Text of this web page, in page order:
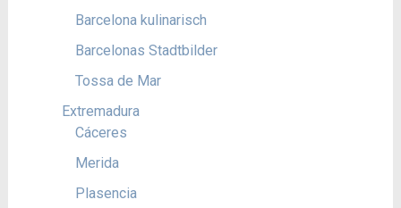
Barcelona kulinarisch
Barcelonas Stadtbilder
Tossa de Mar
Extremadura
Cáceres
Merida
Plasencia